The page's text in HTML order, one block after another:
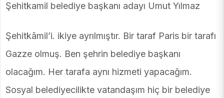
Şehitkamil belediye başkanı adayı Umut Yılmaz
Şehitkâmil’i. ikiye ayrılmıştır. Bir taraf Paris bir tarafı
Gazze olmuş. Ben şehrin belediye başkanı
olacağım. Her tarafa aynı hizmeti yapacağım.
Sosyal belediyecilikte vatandaşım hiç bir belediye